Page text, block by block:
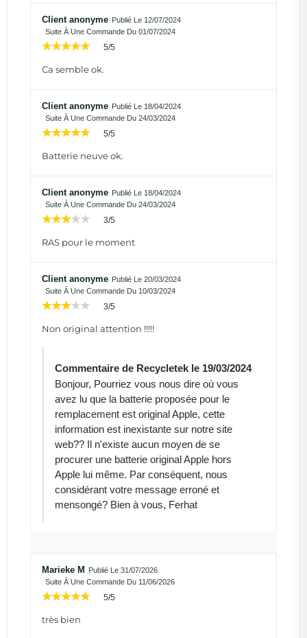
Client anonyme Publié Le 12/07/2024
Suite À Une Commande Du 01/07/2024
5/5
Ca semble ok.
Client anonyme Publié Le 18/04/2024
Suite À Une Commande Du 24/03/2024
5/5
Batterie neuve ok.
Client anonyme Publié Le 18/04/2024
Suite À Une Commande Du 24/03/2024
3/5
RAS pour le moment
Client anonyme Publié Le 20/03/2024
Suite À Une Commande Du 10/03/2024
3/5
Non original attention !!!!!
Commentaire de Recycletek le 19/03/2024
Bonjour, Pourriez vous nous dire où vous
avez lu que la batterie proposée pour le
remplacement est original Apple, cette
information est inexistante sur notre site
web?? Il n'existe aucun moyen de se
procurer une batterie original Apple hors
Apple lui même. Par conséquent, nous
considérant votre message erroné et
mensongé? Bien à vous, Ferhat
Marieke M
Publié Le 31/07/2026
Suite À Une Commande Du 11/06/2026
5/5
très bien